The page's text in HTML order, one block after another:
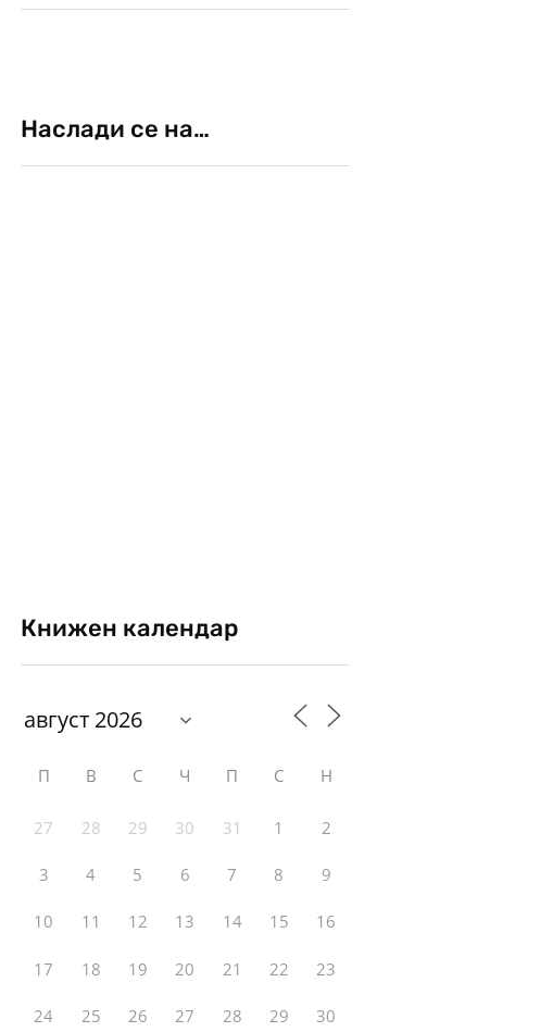
Наслади се на…
Книжен календар
П В С Ч П С Н
27 28 29 30 31 1 2
3 4 5 6 7 8 9
10 11 12 13 14 15 16
17 18 19 20 21 22 23
24 25 26 27 28 29 30